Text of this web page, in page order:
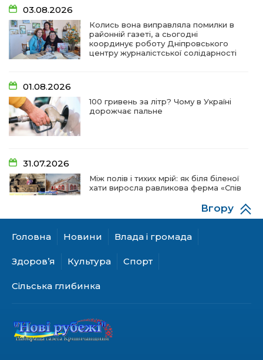
03.08.2026
Колись вона виправляла помилки в
районній газеті, а сьогодні
координує роботу Дніпровського
центру журналістської солідарності
01.08.2026
100 гривень за літр? Чому в Україні
дорожчає пальне
31.07.2026
Між полів і тихих мрій: як біля біленої
хати виросла равликова ферма «Спів
28.07.2026
ветерани разом створюють
Куди звернутися мешканцям
Криничанської громади за
Головна Новини Влада і громада
Здоров’я Культура Спорт
Сільська глибинка
Вгору